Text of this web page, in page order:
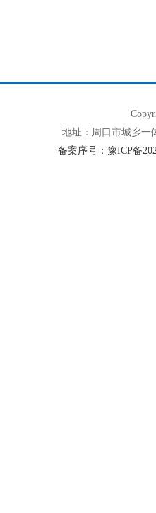
地址：周口市城乡一
备案序号：豫ICP备